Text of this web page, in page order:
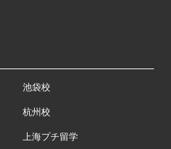
池袋校
杭州校
上海プチ留学